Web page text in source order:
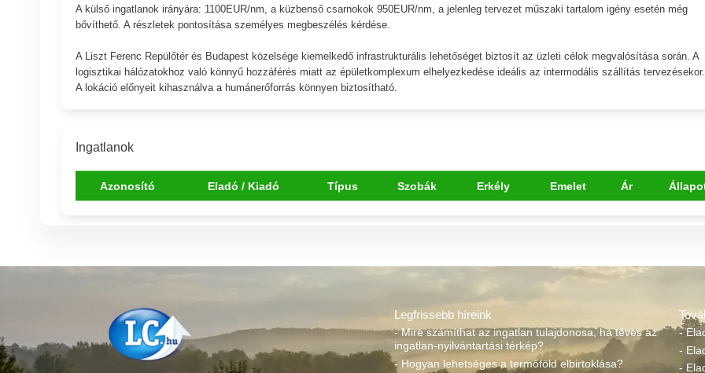
A külső ingatlanok irányára: 1100EUR/nm, a küzbenső csarnokok 950EUR/nm, a jelenleg tervezet műszaki tartalom igény esetén még
bővíthető. A részletek pontosítása személyes megbeszélés kérdése.
A Liszt Ferenc Repülőtér és Budapest közelsége kiemelkedő infrastrukturális lehetőséget biztosít az üzleti célok megvalósítása során. A
logisztikai hálózatokhoz való könnyű hozzáférés miatt az épületkomplexum elhelyezkedése ideális az intermodális szállítás tervezésekor.
A lokáció előnyeit kihasználva a humánerőforrás könnyen biztosítható.
Ingatlanok
Azonosító Eladó / Kiadó Típus Szobák Erkély Emelet Ár
Legfrissebb híreink
- Mire számíthat az ingatlan tulajdonosa, ha téves az
ingatlan-nyilvántartási térkép?
- Hogyan lehetséges a termőföld elbirtoklása?
-
-
-